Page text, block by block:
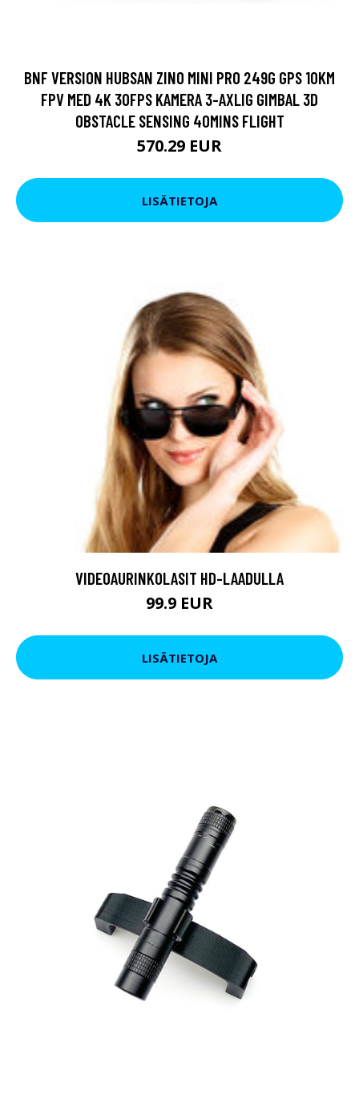
BNF VERSION HUBSAN ZINO MINI PRO 249G GPS 10KM
FPV MED 4K 30FPS KAMERA 3-AXLIG GIMBAL 3D
OBSTACLE SENSING 40MINS FLIGHT
570.29 EUR
LISÄTIETOJA
VIDEOAURINKOLASIT HD-LAADULLA
99.9 EUR
LISÄTIETOJA